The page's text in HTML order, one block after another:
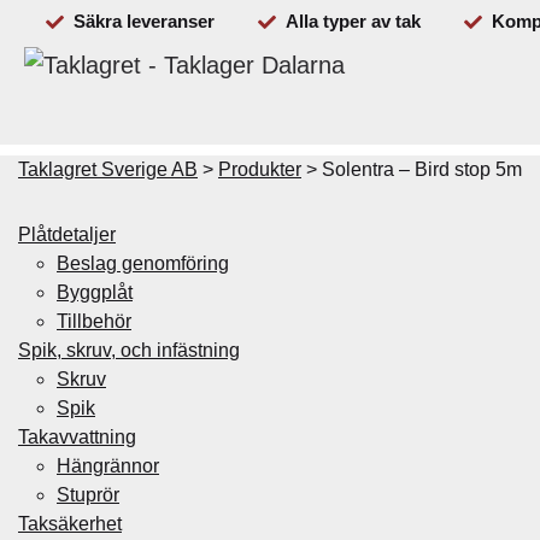
Säkra leveranser Alla typer av tak
Plåtdetaljer Spik & skruv
Taklagret Sverige AB > Produkter > Solentra – Bird stop 5m
Plåtdetaljer
Beslag genomföring
Byggplåt
Tillbehör
Spik, skruv, och infästning
Skruv
Spik
Takavvattning
Hängrännor
Stuprör
Taksäkerhet